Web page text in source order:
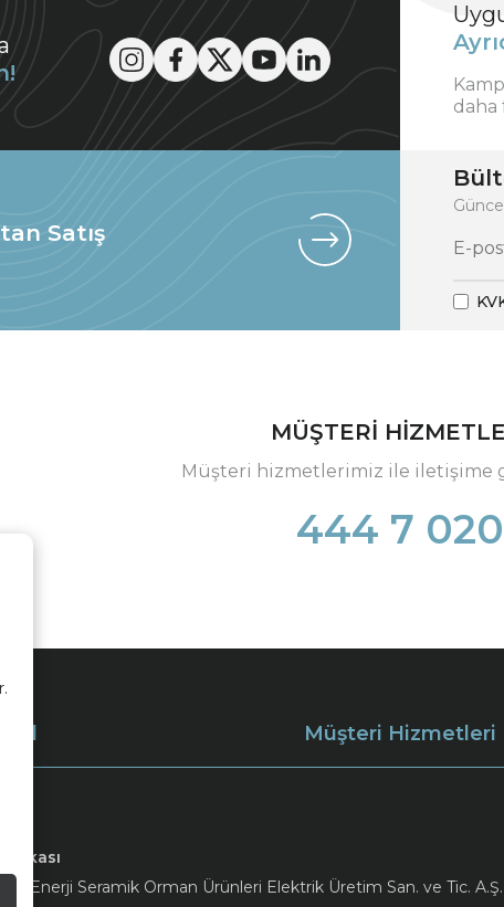
daha
Satış
MÜŞTERİ
Müşteri hizmetlerimiz ile iletişime
444 7 020
Müşteri Hizmetleri
Enerji Seramik Orman Ürünleri Elektrik Üretim San. ve Tic. A.Ş.